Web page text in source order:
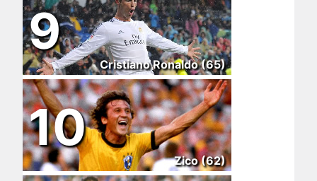
9
Cristiano Ronaldo (65)
10
Zico (62)